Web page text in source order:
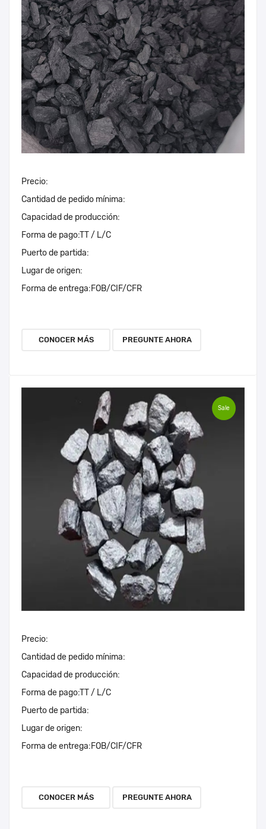
Precio:
Cantidad de pedido mínima:
Capacidad de producción:
Forma de pago:TT / L/C
Puerto de partida:
Lugar de origen:
Forma de entrega:FOB/CIF/CFR
CONOCER MÁS PREGUNTE AHORA
Sale
Precio:
Cantidad de pedido mínima:
Capacidad de producción:
Forma de pago:TT / L/C
Puerto de partida:
Lugar de origen:
Forma de entrega:FOB/CIF/CFR
CONOCER MÁS PREGUNTE AHORA